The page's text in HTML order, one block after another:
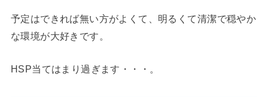
予定はできれば無い方がよくて、明るくて清潔で穏やか
な環境が大好きです。
HSP当てはまり過ぎます・・・。